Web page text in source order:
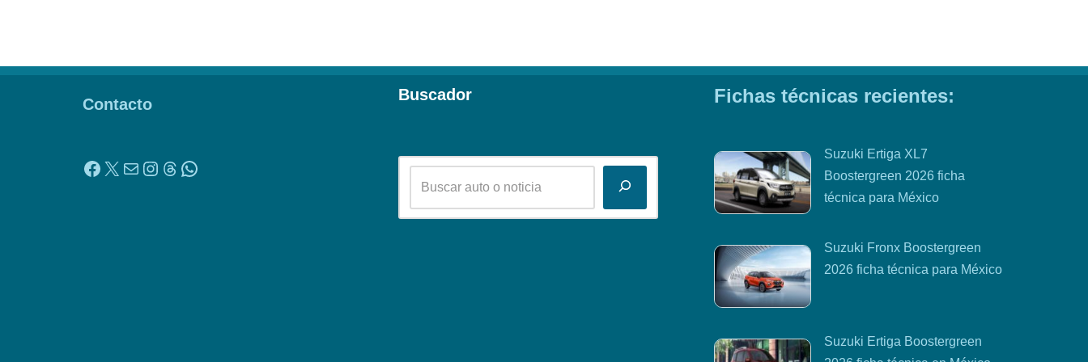
Contacto
Buscador Fichas técnicas recientes:
Suzuki Ertiga XL7
Boostergreen 2026 ficha
técnica para México
Suzuki Fronx Boostergreen
2026 ficha técnica para México
Suzuki Ertiga Boostergreen